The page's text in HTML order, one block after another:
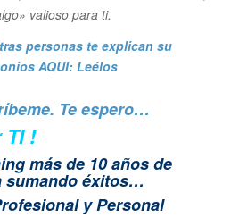
valioso para ti.
personas te explican su
AQUI: Leélos
Te espero…
TI !
más de 10 años de
sumando éxitos…
y Personal